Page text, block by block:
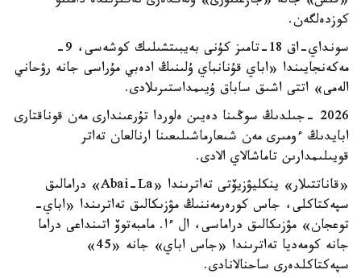
كوزدەلگەن.
سونداي-اق 18-تامىز كۇنى بەيبىتشىلىك كوشەسى، 9-
مەكەنجايىندا «اباي قۇنانباي ۇلىنىڭ ادەبي مۇراسى جانە رۋحاني
الەمى» اتتى اشىق ساباق ۇيىمداستىرىلادى.
2026 -جىلدىڭ سوڭىنا دەيىن ەلوردا تۇرعىندارى مەن قوناقتارى
ابايدىڭ ءومىرى مەن شىعارماشىلىعىنا ارنالعان تەاتر
قويىلىمدارىن تاماشالاي الادى.
«قاناتتىلار» ينكليۋزيۆتى تەاترىندا «Abai-La» درامالىق
سپەكتاكلى، جاس كورەرمەننىڭ مۋزىكالىق تەاترىندا «اباي-
توعجان» مۋزىكالىق دراماسى، ال ءا. مامبەتوۆ اتىنداعى دراما
جانە كومەديا تەاترىندا «جاس اباي» جانە «45»
سپەكتاكلدەرى ساحنالانادى.